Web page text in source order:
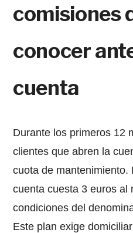
comisiones
conocer
cuenta
Durante los primeros 12
clientes que abren la
cuota de mantenimiento.
cuenta cuesta 3 euros al
condiciones del
Este plan exige